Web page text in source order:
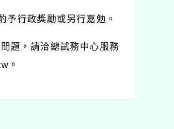
予行政獎勵或另行嘉勉。
題，請洽總試務中心服務
。